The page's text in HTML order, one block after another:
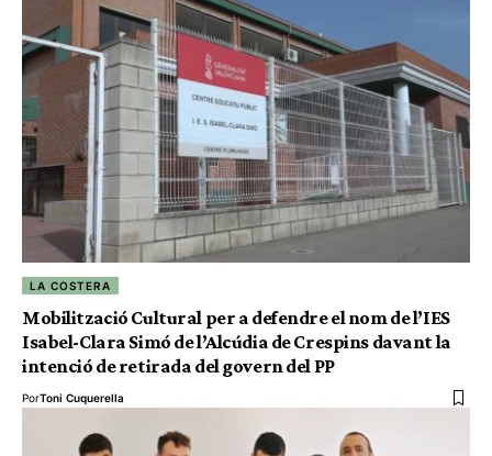
LA COSTERA
Mobilització Cultural per a defendre el nom de l’IES
Isabel-Clara Simó de l’Alcúdia de Crespins davant la
intenció de retirada del govern del PP
PorToni Cuquerella